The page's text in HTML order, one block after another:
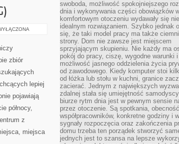
zbiór
lepiej
pojawiają
północy,
z
miejsca
swoboda, możliwość spokojniejszego
dnia i wykonywania części obowiązków
komfortowym otoczeniu wydawały się
idealnym rozwiązaniem. Szybko jednak
się, że taki model pracy ma także
strony. Dom nie zawsze jest miejscem
sprzyjającym skupieniu. Nie każdy ma
pokój do pracy, ciszę, wygodne warunki i
możliwość jasnego oddzielenia życia
od zawodowego. Kiedy komputer stoi
od łóżka lub stołu w kuchni, granice
zacierać. Jednym z największych
zdalnej stała się umiejętność
biurze rytm dnia jest w pewnym sensie
przez otoczenie. Są spotkania, obecność
współpracowników, konkretne godziny i
sygnały rozpoczęcia oraz zakończenia
domu trzeba ten porządek stworzyć
jednych jest to szansa na lepsze